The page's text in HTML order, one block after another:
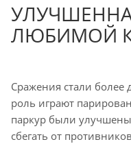
ЛЮБИМОЙ
Сражения стали
роль играют
паркур были
сбегать от